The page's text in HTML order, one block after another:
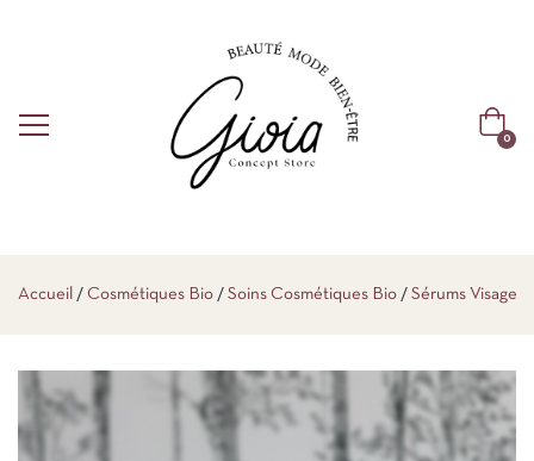
0
Accueil Cosmétiques Bio Soins Cosmétiques Bio Sérums Visage